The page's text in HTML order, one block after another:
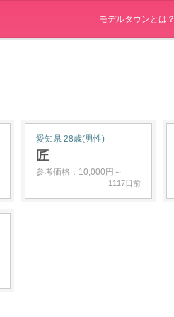
モデルタウンとは？
愛知県 28歳(男性)
匠
参考価格：10,000円～
1117日前